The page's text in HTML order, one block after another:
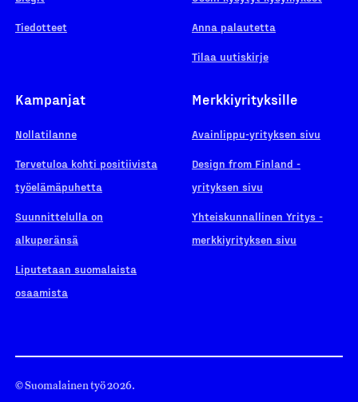
Tiedotteet Anna palautetta
Tilaa uutiskirje
Kampanjat
Nollatilanne
Tervetuloa kohti positiivista
työelämäpuhetta
Suunnittelulla on
alkuperänsä
Liputetaan suomalaista
osaamista
Merkkiyrityksille
Avainlippu-yrityksen sivu
Design from Finland -
yrityksen sivu
Yhteiskunnallinen Yritys -
merkkiyrityksen sivu
© Suomalainen työ 2026.